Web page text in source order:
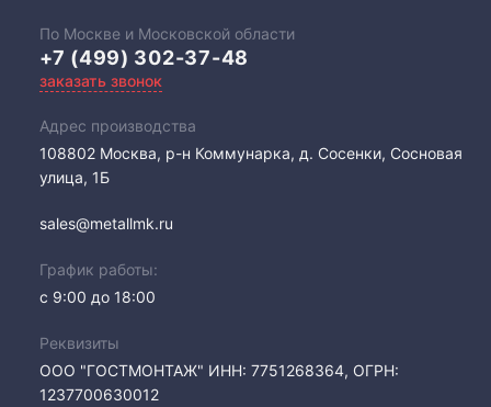
По Москве и Московской области
+7 (499) 302-37-48
заказать звонок
Адрес производства
108802​ Москва, р-н Коммунарка, д. Сосенки, Сосновая
улица, 1Б
sales@metallmk.ru
График работы:
с 9:00 до 18:00
Реквизиты
ООО "ГОСТМОНТАЖ" ИНН: 7751268364, ОГРН:
1237700630012